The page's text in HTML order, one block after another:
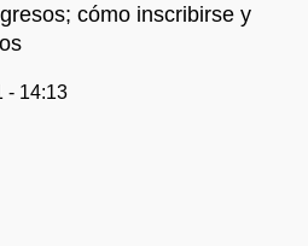
cómo inscribirse y
- 14:13